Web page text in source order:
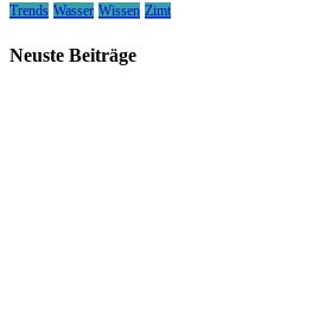
Trends Wasser Wissen Zimt
Neuste Beiträge